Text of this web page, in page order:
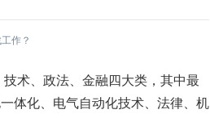
作？
术、政法、金融四大类，其中最
体化、电气自动化技术、法律、机